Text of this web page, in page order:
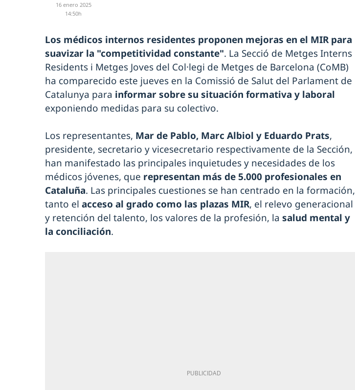
16 enero 2025
14:50h
Los médicos internos residentes proponen mejoras en el MIR para
suavizar la "competitividad constante". La Secció de Metges Interns
Residents i Metges Joves del Col·legi de Metges de Barcelona (CoMB)
ha comparecido este jueves en la Comissió de Salut del Parlament de
Catalunya para informar sobre su situación formativa y laboral
exponiendo medidas para su colectivo.
Los representantes, Mar de Pablo, Marc Albiol y Eduardo Prats,
presidente, secretario y vicesecretario respectivamente de la Sección,
han manifestado las principales inquietudes y necesidades de los
médicos jóvenes, que representan más de 5.000 profesionales en
Cataluña. Las principales cuestiones se han centrado en la formación,
tanto el acceso al grado como las plazas MIR, el relevo generacional
y retención del talento, los valores de la profesión, la salud mental y
la conciliación.